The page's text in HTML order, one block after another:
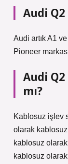
Audi
Audi artık A1
Pioneer
Audi
mı?
Kablosuz işlev
olarak
kablosuz
kablosuz